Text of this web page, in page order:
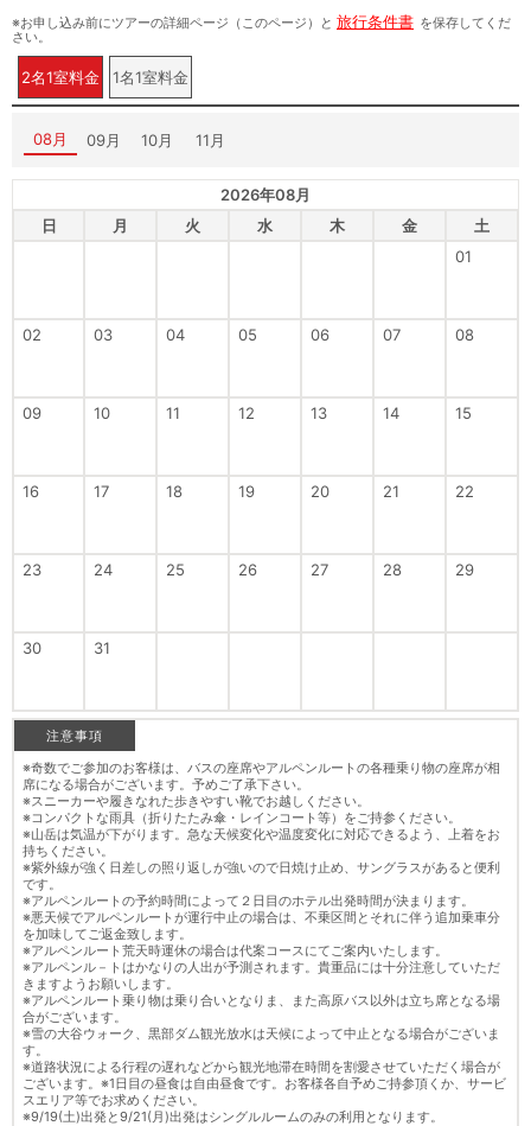
※お申し込み前にツアーの詳細ページ（このページ）と 旅行条件書 を保存してくだ
さい。
2名1室料金 1名1室料金
08月 09月 10月 11月
2026年08月
日
月 火 水 木 金
土
01
02 03 04 05 06 07 08
09 10 11 12 13 14 15
16 17 18 19 20 21 22
23 24 25 26 27 28 29
30 31
注意事項
※奇数でご参加のお客様は、バスの座席やアルペンルートの各種乗り物の座席が相
席になる場合がございます。予めご了承下さい。
※スニーカーや履きなれた歩きやすい靴でお越しください。
※コンパクトな雨具（折りたたみ傘・レインコート等）をご持参ください。
※山岳は気温が下がります。急な天候変化や温度変化に対応できるよう、上着をお
持ちください。
※紫外線が強く日差しの照り返しが強いので日焼け止め、サングラスがあると便利
です。
※アルペンルートの予約時間によって２日目のホテル出発時間が決まります。
※悪天候でアルペンルートが運行中止の場合は、不乗区間とそれに伴う追加乗車分
を加味してご返金致します。
※アルペンルート荒天時運休の場合は代案コースにてご案内いたします。
※アルペンル－トはかなりの人出が予測されます。貴重品には十分注意していただ
きますようお願いします。
※アルペンルート乗り物は乗り合いとなりま、また高原バス以外は立ち席となる場
合がございます。
※雪の大谷ウォーク、黒部ダム観光放水は天候によって中止となる場合がございま
す。
※道路状況による行程の遅れなどから観光地滞在時間を割愛させていただく場合が
ございます。※1日目の昼食は自由昼食です。お客様各自予めご持参頂くか、サービ
スエリア等でお求めください。
※9/19(土)出発と9/21(月)出発はシングルルームのみの利用となります。